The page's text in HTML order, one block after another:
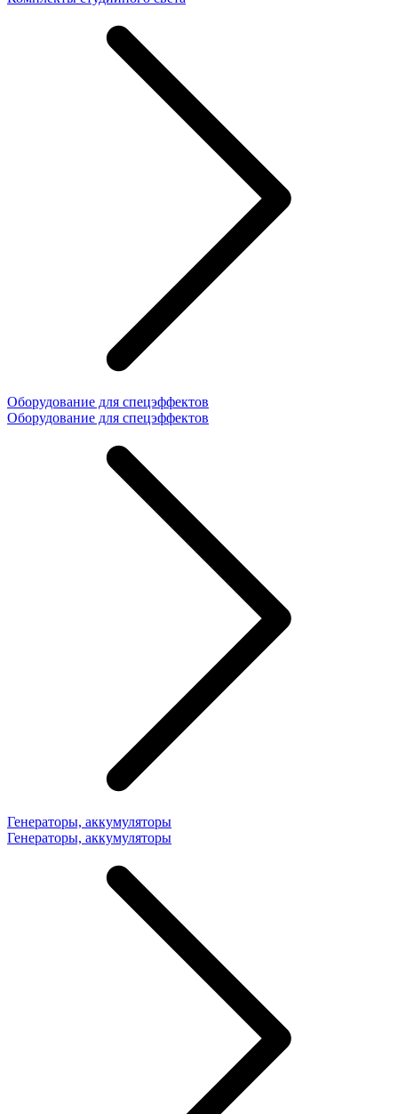
Оборудование для спецэффектов
Оборудование для спецэффектов
Генераторы, аккумуляторы
Генераторы, аккумуляторы